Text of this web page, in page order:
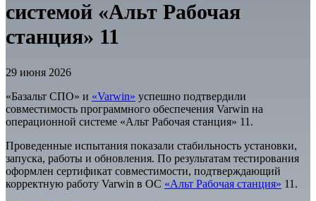
системой «Альт Рабочая
станция» 11
29 июня 2026
«Базальт СПО» и «Varwin» успешно подтвердили
совместимость программного обеспечения Varwin на
операционной системе «Альт Рабочая станция» 11.
Проведенные испытания показали стабильность установки,
запуска, работы и обновления. По результатам тестирования
оформлен сертификат совместимости, подтверждающий
корректную работу Varwin в ОС «Альт Рабочая станция» 11.